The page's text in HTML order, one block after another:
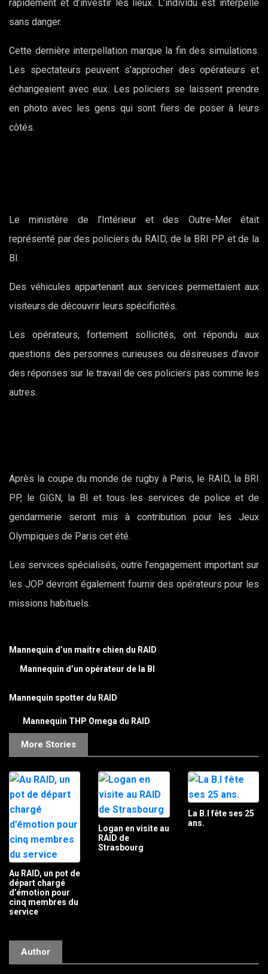
rapidement et d’investir les lieux. L’individu est interpellé
sans danger.
Cette dernière interpellation marque la fin des simulations.
Les spectateurs peuvent s’approcher des opérateurs et
échangeaient avec eux. Les policiers se laissent prendre
en photo avec les gens qui sont fiers de poser à leurs
côtés.
Le ministère de l’Intérieur et des Outre-Mer était
représenté par des policiers du RAID, de la BRI PP et de la
BI.
Des véhicules appartenant aux services permettaient aux
visiteurs de découvrir leurs spécificités.
Les opérateurs, fortement sollicités, ont répondu aux
questions des personnes curieuses ou désireuses d’avoir
des réponses sur le travail de ces policiers pas comme les
autres.
Après la coupe du monde de rugby à Paris, le RAID, la BRI
PP, le GIGN, la BI et tous les services de police et de
gendarmerie seront mis à contribution pour les Jeux
Olympiques de Paris cet été.
Les services spécialisés, outre l’engagement important sur
les JOP devront également fournir des opérateurs pour les
missions habituels.
Mannequin d’un maitre chien du RAID
Mannequin d’un opérateur de la BI
Mannequin spotter du RAID
Mannequin THP Omega du RAID
More Stories
Au RAID, un pot de
départ chargé
d’émotion pour
cinq membres du
service
Logan en visite au
RAID de
Strasbourg
La B.I fête ses 25
ans.
Author